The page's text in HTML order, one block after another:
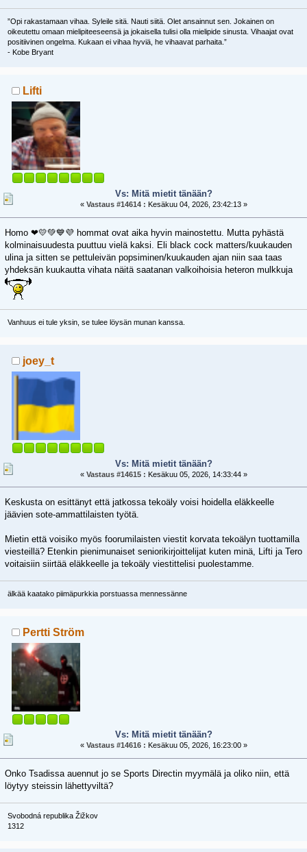
”Opi rakastamaan vihaa. Syleile sitä. Nauti siitä. Olet ansainnut sen. Jokainen on
oikeutettu omaan mielipiteeseensä ja jokaisella tulisi olla mielipide sinusta. Vihaajat ovat
positiivinen ongelma. Kukaan ei vihaa hyviä, he vihaavat parhaita.”
- Kobe Bryant
Lifti
Vs: Mitä mietit tänään?
«Vastaus #14614 : Kesäkuu 04, 2026, 23:42:13 »
Homo ❤💛💚💙💜 hommat ovat aika hyvin mainostettu. Mutta pyhästä
kolminaisuudesta puuttuu vielä kaksi. Eli black cock matters/kuukauden
ulina ja sitten se pettuleivän popsiminen/kuukauden ajan niin saa taas
yhdeksän kuukautta vihata näitä saatanan valkoihoisia heteron mulkkuja
Vanhuus ei tule yksin, se tulee löysän munan kanssa.
joey_t
Vs: Mitä mietit tänään?
«Vastaus #14615 : Kesäkuu 05, 2026, 14:33:44 »
Keskusta on esittänyt että jatkossa tekoäly voisi hoidella eläkkeelle
jäävien sote-ammattilaisten työtä.
Mietin että voisiko myös foorumilaisten viestit korvata tekoälyn tuottamilla
viesteillä? Etenkin pienimunaiset seniorikirjoittelijat kuten minä, Lifti ja Tero
voitaisiin siirtää eläkkeelle ja tekoäly viestittelisi puolestamme.
älkää kaatako piimäpurkkia porstuassa mennessänne
Pertti Ström
Vs: Mitä mietit tänään?
«Vastaus #14616 : Kesäkuu 05, 2026, 16:23:00 »
Onko Tsadissa auennut jo se Sports Directin myymälä ja oliko niin, että
löytyy steissin lähettyviltä?
Svobodná republika Žižkov
1312